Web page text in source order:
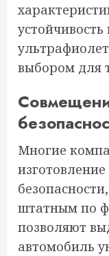
выбором для
Многие
штатным по
позволяют
автомобиль